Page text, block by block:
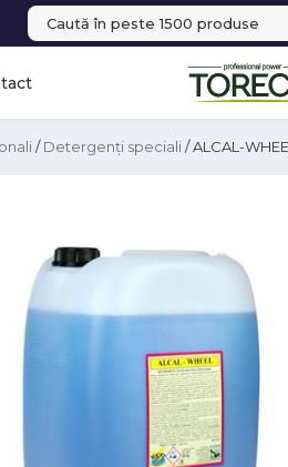
/Detergenți speciali/ ALCAL-